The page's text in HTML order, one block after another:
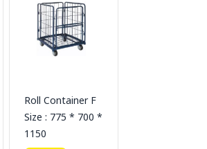
Roll Container F
Size : 775 * 700 *
1150